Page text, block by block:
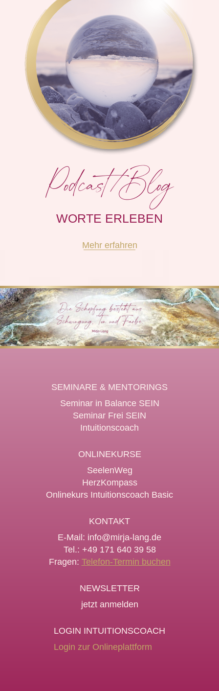
Podcast/Blog
WORTE ERLEBEN
Mehr erfahren
SEMINARE & MENTORINGS
Seminar in Balance SEIN
Seminar Frei SEIN
Intuitionscoach
ONLINEKURSE
SeelenWeg
HerzKompass
Onlinekurs Intuitionscoach Basic
KONTAKT
E-Mail: info@mirja-lang.de
Tel.: +49 171 640 39 58
Fragen: Telefon-Termin buchen
NEWSLETTER
jetzt anmelden
LOGIN INTUITIONSCOACH
Login zur Onlineplattform